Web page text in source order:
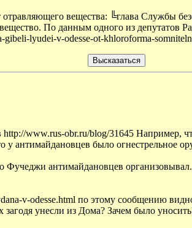
вещества: ╚глава Службы
По данным одного из депутатов
lyudei-v-odesse-ot-khloroforma-
www.rus-obr.ru/blog/31645 Например,
антимайдановцев было огнестрельное
Фучеджи антимайдановцев
v-odesse.html по этому сообщению
унесли из Дома? Зачем было